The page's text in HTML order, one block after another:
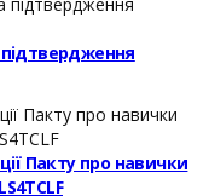
Пакту про навички